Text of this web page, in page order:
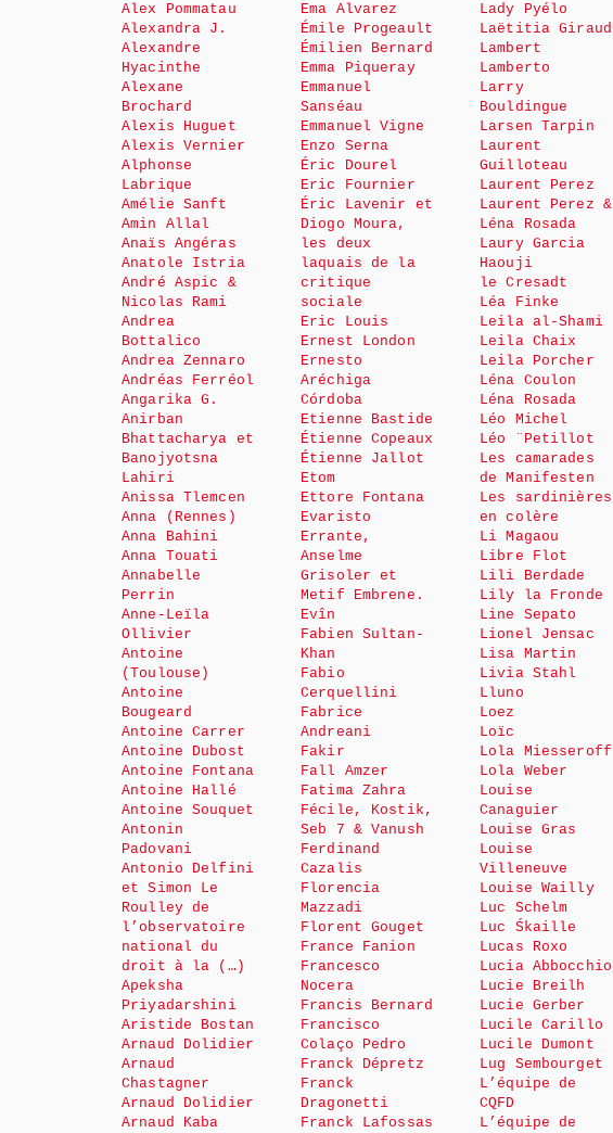
Alex Pommatau
Alexandra J.
Alexandre
Hyacinthe
Alexane
Brochard
Alexis Huguet
Alexis Vernier
Alphonse
Labrique
Amélie Sanft
Amin Allal
Anaïs Angéras
Anatole Istria
André Aspic &
Nicolas Rami
Andrea
Bottalico
Andrea Zennaro
Andréas Ferréol
Angarika G.
Anirban
Bhattacharya et
Banojyotsna
Lahiri
Anissa Tlemcen
Anna (Rennes)
Anna Bahini
Anna Touati
Annabelle
Perrin
Anne-Leïla
Ollivier
Antoine
(Toulouse)
Antoine
Bougeard
Antoine Carrer
Antoine Dubost
Antoine Fontana
Antoine Hallé
Antoine Souquet
Antonin
Padovani
Antonio Delfini
et Simon Le
Roulley de
l’observatoire
national du
droit à la (…)
Apeksha
Priyadarshini
Aristide Bostan
Arnaud Dolidier
Arnaud
Chastagner
Arnaud Dolidier
Arnaud Kaba
Ema Alvarez
Émile Progeault
Émilien Bernard
Emma Piqueray
Emmanuel
Sanséau
Emmanuel Vigne
Enzo Serna
Éric Dourel
Eric Fournier
Éric Lavenir et
Diogo Moura,
les deux
laquais de la
critique
sociale
Eric Louis
Ernest London
Ernesto
Aréchiga
Córdoba
Etienne Bastide
Étienne Copeaux
Étienne Jallot
Etom
Ettore Fontana
Evaristo
Errante,
Anselme
Grisoler et
Metif Embrene.
Evîn
Fabien Sultan-
Khan
Fabio
Cerquellini
Fabrice
Andreani
Fakir
Fall Amzer
Fatima Zahra
Fécile, Kostik,
Seb 7 & Vanush
Ferdinand
Cazalis
Florencia
Mazzadi
Florent Gouget
France Fanion
Francesco
Nocera
Francis Bernard
Francisco
Colaço Pedro
Franck Dépretz
Franck
Dragonetti
Franck Lafossas
Lady Pyélo
Laëtitia Giraud
Lambert
Lamberto
Larry
Bouldingue
Larsen Tarpin
Laurent
Guilloteau
Laurent Perez
Laurent Perez &
Léna Rosada
Laury Garcia
Haouji
le Cresadt
Léa Finke
Leila al-Shami
Leila Chaix
Leila Porcher
Léna Coulon
Léna Rosada
Léo Michel
Léo ¨Petillot
Les camarades
de Manifesten
Les sardinières
en colère
Li Magaou
Libre Flot
Lili Berdade
Lily la Fronde
Line Sepato
Lionel Jensac
Lisa Martin
Livia Stahl
Lluno
Loez
Loïc
Lola Miesseroff
Lola Weber
Louise
Canaguier
Louise Gras
Louise
Villeneuve
Louise Wailly
Luc Schelm
Luc Śkaille
Lucas Roxo
Lucia Abbocchio
Lucie Breilh
Lucie Gerber
Lucile Carillo
Lucile Dumont
Lug Sembourget
L’équipe de
CQFD
L’équipe de